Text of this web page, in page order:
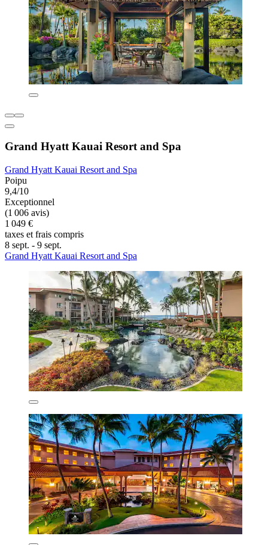
Grand Hyatt Kauai Resort and Spa
Grand Hyatt Kauai Resort and Spa
Poipu
9,4/10
Exceptionnel
(1 006 avis)
1 049 €
taxes et frais compris
8 sept. - 9 sept.
Grand Hyatt Kauai Resort and Spa